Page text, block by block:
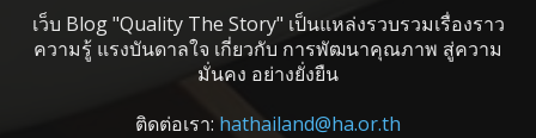
เว็บ Blog "Quality The Story" เป็นแหล่งรวบรวมเรื่องราว
ความรู้ แรงบันดาลใจ เกี่ยวกับ การพัฒนาคุณภาพ สู่ความ
มั่นคง อย่างยั่งยืน
ติดต่อเรา: hathailand@ha.or.th